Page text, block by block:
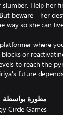
Help her
beware—her
where
or
to reach the
future
مطورة بواسطة
Circle Games